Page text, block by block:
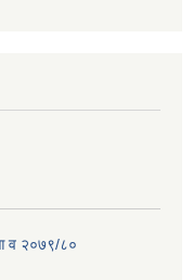
व २०७९/८०